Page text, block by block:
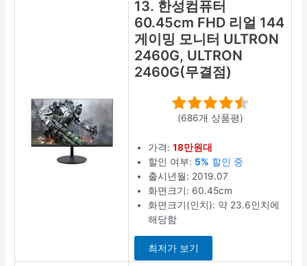
13. 한성컴퓨터
60.45cm FHD 리얼 144
게이밍 모니터 ULTRON
2460G, ULTRON
2460G(무결점)
(686개 상품평)
가격:18만원대
할인 여부: 5% 할인 중
출시년월: 2019.07
화면크기: 60.45cm
화면크기(인치): 약 23.6인치에
해당함
최저가 보기